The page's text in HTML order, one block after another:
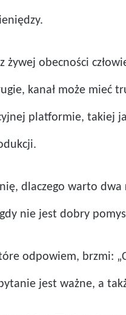
żywej obecności
kanał może mieć
platformie, takiej
dlaczego warto
nie jest dobry
odpowiem, brzmi:
jest ważne, a